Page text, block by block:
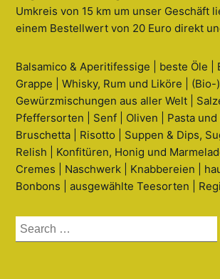
Umkreis von 15 km um unser Geschäft
einem Bestellwert von 20 Euro direkt
Balsamico & Aperitifessige | beste Öle |
Grappe | Whisky, Rum und Liköre |
Gewürzmischungen aus aller Welt |
Pfeffersorten | Senf | Oliven | Pasta und
Bruschetta | Risotto | Suppen & Dips,
Relish | Konfitüren, Honig und
Cremes | Naschwerk | Knabbereien |
Bonbons | ausgewählte Teesorten |
Search
for: